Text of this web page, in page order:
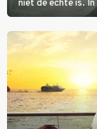
niet de echte is.
proberen uit deze